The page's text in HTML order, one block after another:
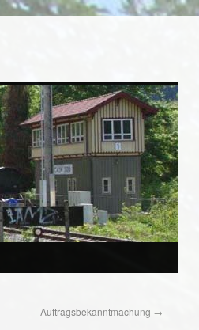
Auftragsbekanntmachung →